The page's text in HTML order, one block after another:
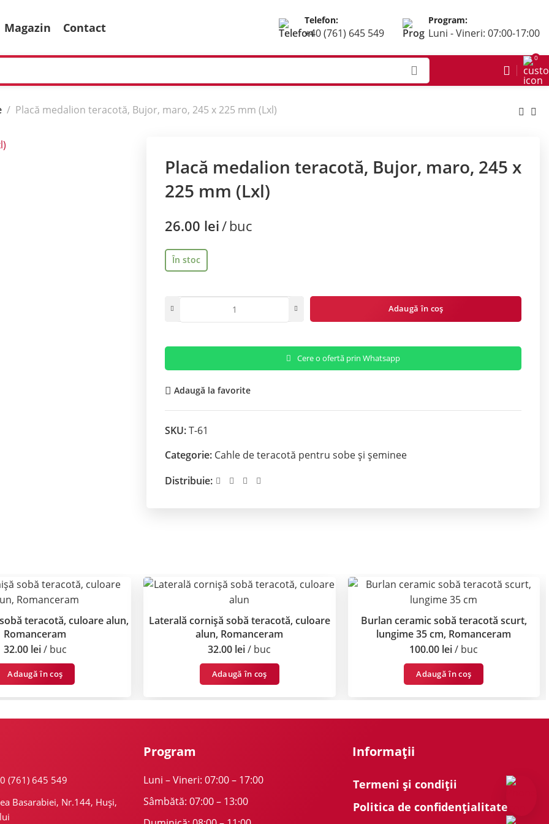
Magazin Contact Telefon:
+40 (761) 645 549
Program:
Luni - Vineri: 07:00-17:00
0
Placă medalion teracotă, Bujor, maro, 245 x 225 mm (Lxl)
Placă medalion teracotă, Bujor, maro, 245 x
225 mm (Lxl)
26.00 lei buc
În stoc
Adaugă în coș
Cere o ofertă prin Whatsapp
Adaugă la favorite
SKU:T-61
Categorie: Cahle de teracotă pentru sobe și șeminee
Distribuie:
teracotă, culoare alun,
Romanceram
32.00 lei buc
Adaugă în coș
Laterală cornișă sobă teracotă, culoare
alun, Romanceram
32.00 lei buc
Adaugă în coș
Burlan ceramic sobă teracotă scurt,
lungime 35 cm, Romanceram
100.00 lei buc
Adaugă în coș
(761) 645 549
Basarabiei, Nr.144, Huși,
Program
Luni – Vineri: 07:00 – 17:00
Sâmbătă: 07:00 – 13:00
Informații
Termeni și condiții
Politica de confidențialitate